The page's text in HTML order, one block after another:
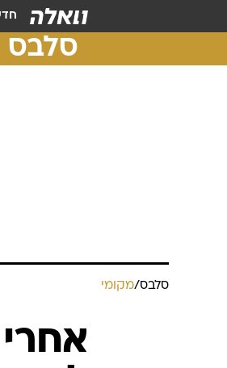
סלבס
סלבס/מקומי